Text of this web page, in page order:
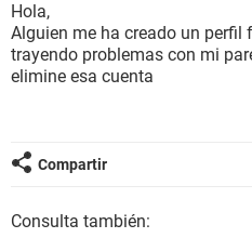
Hola,
Alguien me ha creado un perfil
trayendo problemas con mi
elimine esa cuenta
Compartir
Consulta también: